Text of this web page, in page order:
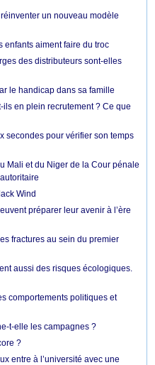
un nouveau modèle
aiment faire du troc
des distributeurs sont-elles
le handicap dans sa famille
en plein recrutement ? Ce que
secondes pour vérifier son temps
Mali et du Niger de la Cour pénale
Wind
préparer leur avenir à l’ère
fractures au sein du premier
aussi des risques écologiques.
comportements politiques et
t-elle les campagnes ?
?
entre à l’université avec une